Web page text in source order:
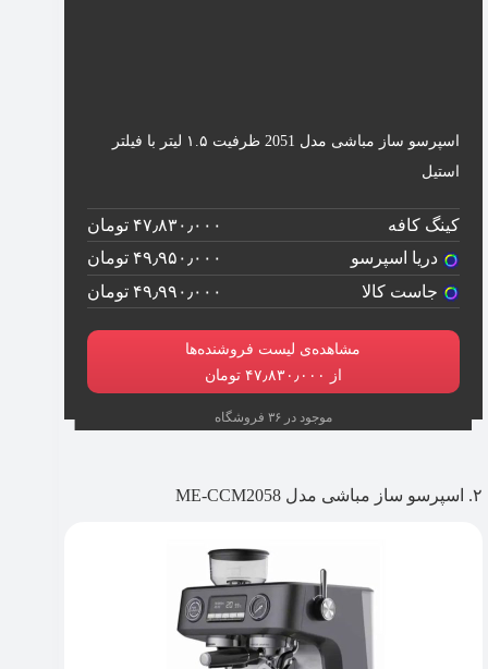
اسپرسو ساز مباشی مدل 2051 ظرفیت ۱.۵ لیتر با فیلتر
استیل
کینگ کافه
۴۷٫۸۳۰٫۰۰۰ تومان
دریا اسپرسو
۴۹٫۹۵۰٫۰۰۰ تومان
جاست کالا
۴۹٫۹۹۰٫۰۰۰ تومان
مشاهده‌ی لیست فروشنده‌ها
از ۴۷٫۸۳۰٫۰۰۰ تومان
موجود در ۳۶ فروشگاه
۲. اسپرسو ساز مباشی مدل ME-CCM2058